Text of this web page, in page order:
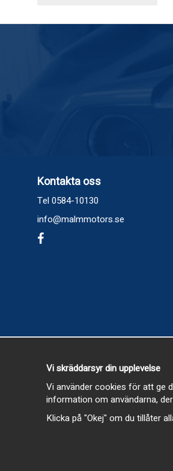
Kontakta oss
Tel 0584-10130
info@malmmotors.se
Vi skräddarsyr din upplevelse
Vi använder cookies för att ge
information om användarna,
Klicka på "Okej" om du tillåter